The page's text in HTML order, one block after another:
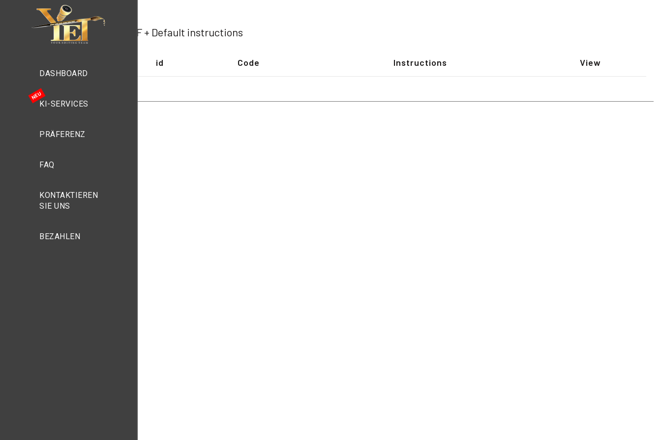
DASHBOARD
KI-SERVICES
PRÄFERENZ
FAQ
KONTAKTIEREN
SIE UNS
BEZAHLEN
PWF + Default instructions
id Code Instructions View